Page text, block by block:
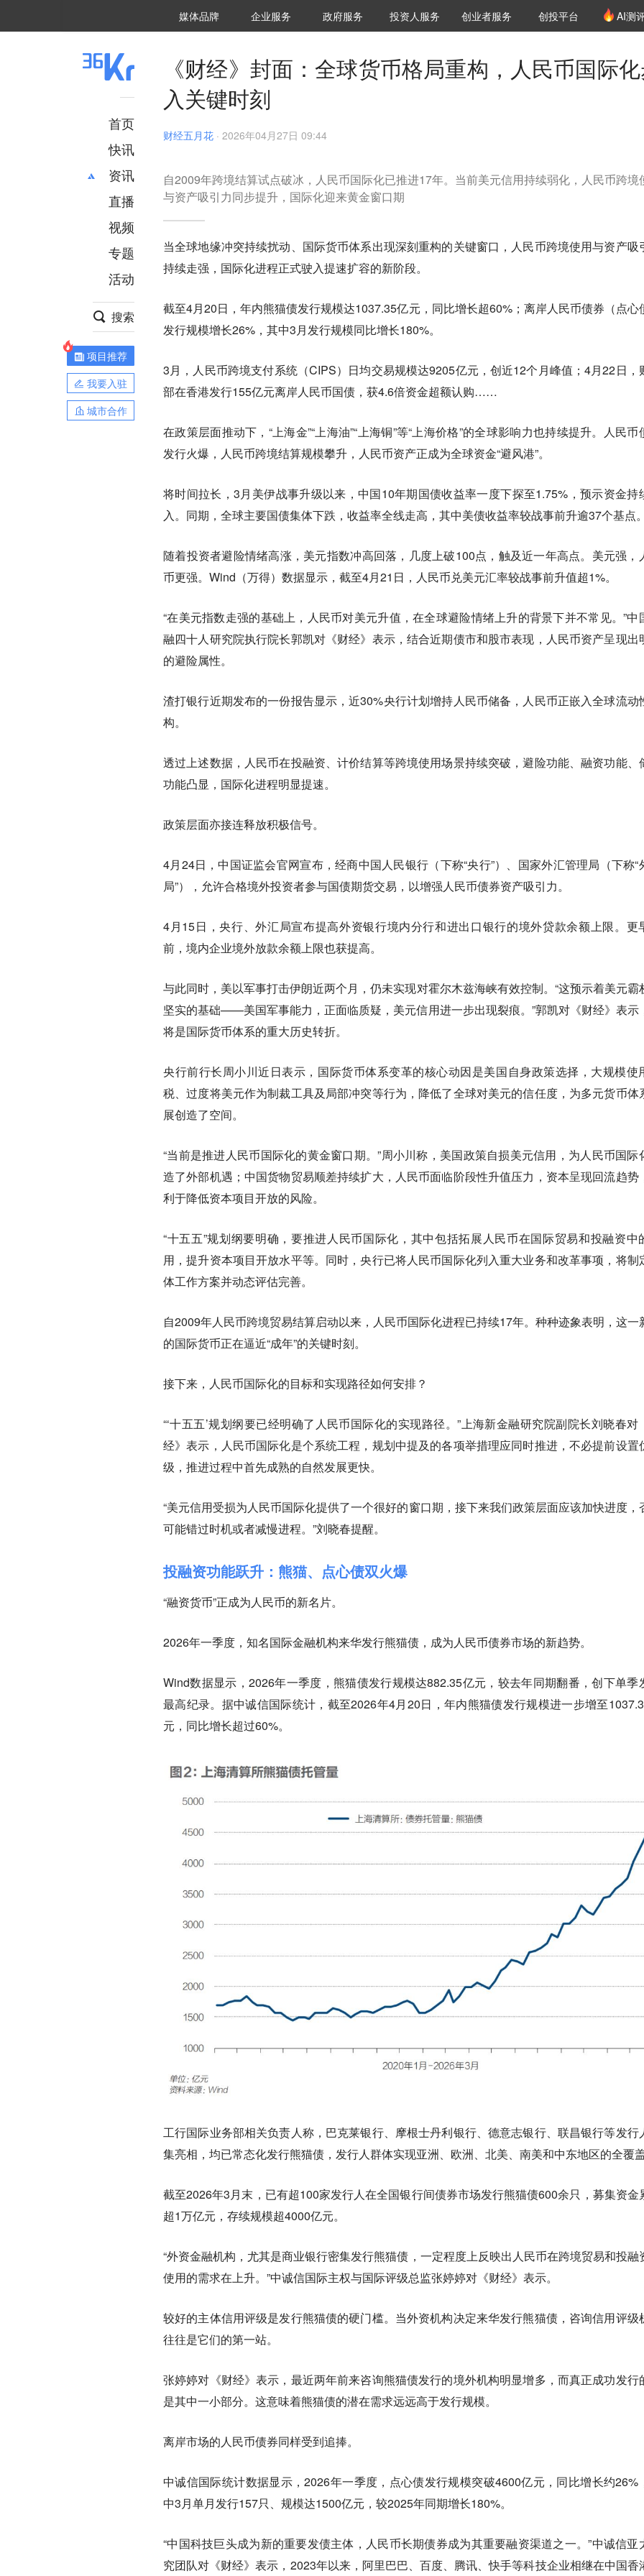
媒体品牌 36Kr研究院
企业服务 城市之窗
政府服务 VClub投资机构库
投资机构职位推介
投资人服务 创投氪堂
创业者服务 创投平台 AI测
首页
快讯
资讯
推荐
财经
项目推荐
安徽
直播
视频
专题
活动
搜索
项目推荐
我要入驻
城市合作
《财经》封面：全球货币格局重构，人民币国际
入关键时刻
财经五月花 · 2026年04月27日 09:44
自2009年跨境结算试点破冰，人民币国际化已推进17年。当前美元信用持续弱化，人民币跨境
与资产吸引力同步提升，国际化迎来黄金窗口期
当全球地缘冲突持续扰动、国际货币体系出现深刻重构的关键窗口，人民币跨境使用与资产吸
持续走强，国际化进程正式驶入提速扩容的新阶段。
截至4月20日，年内熊猫债发行规模达1037.35亿元，同比增长超60%；离岸人民币债券（点心
发行规模增长26%，其中3月发行规模同比增长180%。
3月，人民币跨境支付系统（CIPS）日均交易规模达9205亿元，创近12个月峰值；4月22日，
部在香港发行155亿元离岸人民币国债，获4.6倍资金超额认购……
在政策层面推动下，“上海金”“上海油”“上海铜”等“上海价格”的全球影响力也持续提升。人民币
发行火爆，人民币跨境结算规模攀升，人民币资产正成为全球资金“避风港”。
将时间拉长，3月美伊战事升级以来，中国10年期国债收益率一度下探至1.75%，预示资金持
入。同期，全球主要国债集体下跌，收益率全线走高，其中美债收益率较战事前升逾37个基点。
随着投资者避险情绪高涨，美元指数冲高回落，几度上破100点，触及近一年高点。美元强，
币更强。Wind（万得）数据显示，截至4月21日，人民币兑美元汇率较战事前升值超1%。
“在美元指数走强的基础上，人民币对美元升值，在全球避险情绪上升的背景下并不常见。”中
融四十人研究院执行院长郭凯对《财经》表示，结合近期债市和股市表现，人民币资产呈现出
的避险属性。
渣打银行近期发布的一份报告显示，近30%央行计划增持人民币储备，人民币正嵌入全球流动
构。
透过上述数据，人民币在投融资、计价结算等跨境使用场景持续突破，避险功能、融资功能、
功能凸显，国际化进程明显提速。
政策层面亦接连释放积极信号。
4月24日，中国证监会官网宣布，经商中国人民银行（下称“央行”）、国家外汇管理局（下称“
局”），允许合格境外投资者参与国债期货交易，以增强人民币债券资产吸引力。
4月15日，央行、外汇局宣布提高外资银行境内分行和进出口银行的境外贷款余额上限。更
前，境内企业境外放款余额上限也获提高。
与此同时，美以军事打击伊朗近两个月，仍未实现对霍尔木兹海峡有效控制。“这预示着美元霸
坚实的基础——美国军事能力，正面临质疑，美元信用进一步出现裂痕。”郭凯对《财经》表示
将是国际货币体系的重大历史转折。
央行前行长周小川近日表示，国际货币体系变革的核心动因是美国自身政策选择，大规模使
税、过度将美元作为制裁工具及局部冲突等行为，降低了全球对美元的信任度，为多元货币体
展创造了空间。
“当前是推进人民币国际化的黄金窗口期。”周小川称，美国政策自损美元信用，为人民币国际
造了外部机遇；中国货物贸易顺差持续扩大，人民币面临阶段性升值压力，资本呈现回流趋势
利于降低资本项目开放的风险。
“十五五”规划纲要明确，要推进人民币国际化，其中包括拓展人民币在国际贸易和投融资中
用，提升资本项目开放水平等。同时，央行已将人民币国际化列入重大业务和改革事项，将制
体工作方案并动态评估完善。
自2009年人民币跨境贸易结算启动以来，人民币国际化进程已持续17年。种种迹象表明，这一
的国际货币正在逼近“成年”的关键时刻。
接下来，人民币国际化的目标和实现路径如何安排？
“‘十五五’规划纲要已经明确了人民币国际化的实现路径。”上海新金融研究院副院长刘晓春对
经》表示，人民币国际化是个系统工程，规划中提及的各项举措理应同时推进，不必提前设置
级，推进过程中首先成熟的自然发展更快。
“美元信用受损为人民币国际化提供了一个很好的窗口期，接下来我们政策层面应该加快进度，
可能错过时机或者减慢进程。”刘晓春提醒。
投融资功能跃升：熊猫、点心债双火爆
“融资货币”正成为人民币的新名片。
2026年一季度，知名国际金融机构来华发行熊猫债，成为人民币债券市场的新趋势。
Wind数据显示，2026年一季度，熊猫债发行规模达882.35亿元，较去年同期翻番，创下单季
最高纪录。据中诚信国际统计，截至2026年4月20日，年内熊猫债发行规模进一步增至
元，同比增长超过60%。
工行国际业务部相关负责人称，巴克莱银行、摩根士丹利银行、德意志银行、联昌银行等发行
集亮相，均已常态化发行熊猫债，发行人群体实现亚洲、欧洲、北美、南美和中东地区的全覆盖
截至2026年3月末，已有超100家发行人在全国银行间债券市场发行熊猫债600余只，募集资金
超1万亿元，存续规模超4000亿元。
“外资金融机构，尤其是商业银行密集发行熊猫债，一定程度上反映出人民币在跨境贸易和投融
使用的需求在上升。”中诚信国际主权与国际评级总监张婷婷对《财经》表示。
较好的主体信用评级是发行熊猫债的硬门槛。当外资机构决定来华发行熊猫债，咨询信用评级
往往是它们的第一站。
张婷婷对《财经》表示，最近两年前来咨询熊猫债发行的境外机构明显增多，而真正成功发行
是其中一小部分。这意味着熊猫债的潜在需求远远高于发行规模。
离岸市场的人民币债券同样受到追捧。
中诚信国际统计数据显示，2026年一季度，点心债发行规模突破4600亿元，同比增长约26%
中3月单月发行157只、规模达1500亿元，较2025年同期增长180%。
“中国科技巨头成为新的重要发债主体，人民币长期债券成为其重要融资渠道之一。”中诚信亚
究团队对《财经》表示，2023年以来，阿里巴巴、百度、腾讯、快手等科技企业相继在中国香